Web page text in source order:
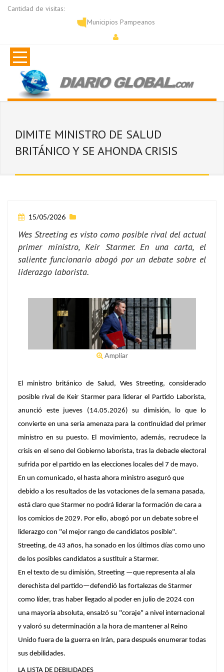
Cantidad de visitas:
Municipios Pampeanos
DIMITE MINISTRO DE SALUD
BRITÁNICO Y SE AHONDA CRISIS
15/05/2026
Wes Streeting es visto como posible rival del actual
primer ministro, Keir Starmer. En una carta, el
saliente funcionario abogó por un debate sobre el
liderazgo laborista.
Ampliar
El ministro británico de Salud, Wes Streeting, considerado
posible rival de Keir Starmer para liderar el Partido Laborista,
anunció este jueves (14.05.2026) su dimisión, lo que lo
convierte en una seria amenaza para la continuidad del primer
ministro en su puesto. El movimiento, además, recrudece la
crisis en el seno del Gobierno laborista, tras la debacle electoral
sufrida por el partido en las elecciones locales del 7 de mayo.
En un comunicado, el hasta ahora ministro aseguró que
debido a los resultados de las votaciones de la semana pasada,
está claro que Starmer no podrá liderar la formación de cara a
los comicios de 2029. Por ello, abogó por un debate sobre el
liderazgo con "el mejor rango de candidatos posible".
Streeting, de 43 años, ha sonado en los últimos días como uno
de los posibles candidatos a sustituir a Starmer.
En el texto de su dimisión, Streeting —que representa al ala
derechista del partido—defendió las fortalezas de Starmer
como líder, tras haber llegado al poder en julio de 2024 con
una mayoría absoluta, ensalzó su "coraje" a nivel internacional
y valoró su determinación a la hora de mantener al Reino
Unido fuera de la guerra en Irán, para después enumerar todas
sus debilidades.
LA LISTA DE DEBILIDADES